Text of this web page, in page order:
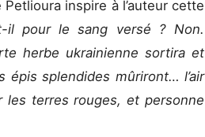
Petlioura inspire à l’auteur cette
t-il pour le sang versé ? Non.
herbe ukrainienne sortira et
splendides mûriront… l’air
les terres rouges, et personne